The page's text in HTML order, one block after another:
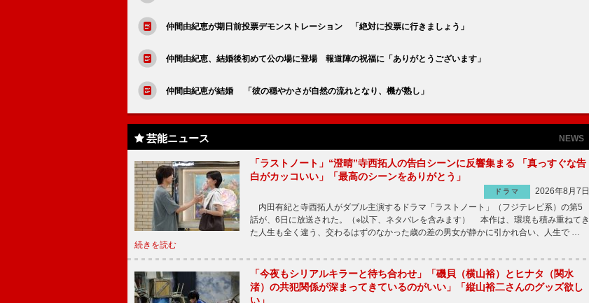
仲間由紀恵が期日前投票デモンストレーション 「絶対に投票に行きましょう」
仲間由紀恵、結婚後初めて公の場に登場 報道陣の祝福に「ありがとうございます」
仲間由紀恵が結婚 「彼の穏やかさが自然の流れとなり、機が熟し」
芸能ニュース NEWS
「ラストノート」“澄晴”寺西拓人の告白シーンに反響集まる 「真っすぐな告
白がカッコいい」「最高のシーンをありがとう」
ドラマ
2026年8月7日
内田有紀と寺西拓人がダブル主演するドラマ「ラストノート」（フジテレビ系）の第5
話が、6日に放送された。（※以下、ネタバレを含みます） 本作は、環境も積み重ねてき
た人生も全く違う、交わるはずのなかった歳の差の男女が静かに引かれ合い、人生で …
続きを読む
「今夜もシリアルキラーと待ち合わせ」「磯貝（横山裕）とヒナタ（関水
渚）の共犯関係が深まってきているのがいい」「縦山裕二さんのグッズ欲し
い」